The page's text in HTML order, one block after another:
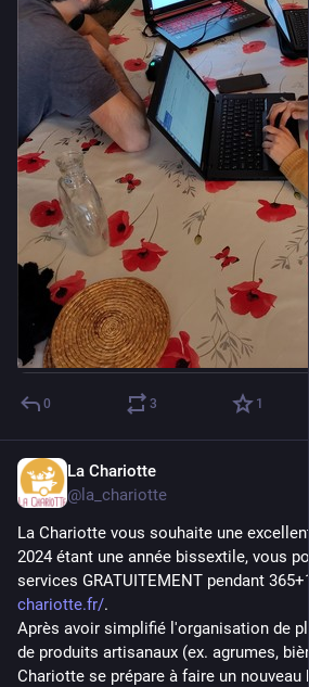
0 3 1
La Chariotte
@la_chariotte
La Chariotte vous souhaite une
2024 étant une année bissextile, vous
services GRATUITEMENT pendant
chariotte.fr/.
Après avoir simplifié l'organisation de
de produits artisanaux (ex. agrumes,
Chariotte se prépare à faire un nouveau